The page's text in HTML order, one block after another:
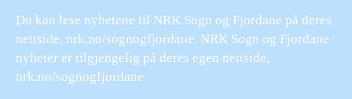
Du kan lese nyhetene til NRK Sogn og Fjordane på deres
nettside, nrk.no/sognogfjordane. NRK Sogn og Fjordane
nyheter er tilgjengelig på deres egen nettside,
nrk.no/sognogfjordane.